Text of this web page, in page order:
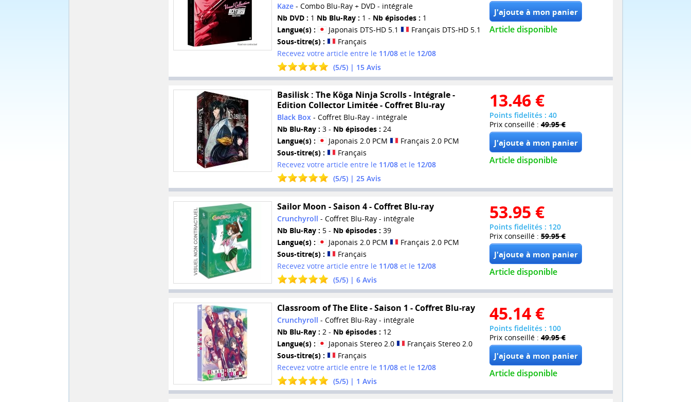
Kaze- Combo Blu-Ray + DVD - intégrale
Nb DVD : 1 Nb Blu-Ray : 1 - Nb épisodes : 1
Langue(s) :
Japonais DTS-HD 5.1
Français DTS-HD 5.1
Sous-titre(s) :
Français
Recevez votre article entre le 11/08et le 12/08
(5/5) | 15Avis
Article disponible
Basilisk : The Kôga Ninja Scrolls - Intégrale -
Edition Collector Limitée - Coffret Blu-ray
Black Box- Coffret Blu-Ray - intégrale
Nb Blu-Ray : 3 - Nb épisodes : 24
Langue(s) :
Japonais 2.0 PCM
Français 2.0 PCM
Sous-titre(s) :
Français
Recevez votre article entre le 11/08et le 12/08
(5/5) | 25Avis
13.46 €
Points fidelités : 40
Prix conseillé : 49.95 €
Article disponible
Sailor Moon - Saison 4 - Coffret Blu-ray
Crunchyroll - Coffret Blu-Ray - intégrale
Nb Blu-Ray : 5 - Nb épisodes : 39
Langue(s) :
Japonais 2.0 PCM
Français 2.0 PCM
Sous-titre(s) :
Français
Recevez votre article entre le 11/08et le 12/08
(5/5) | 6Avis
53.95 €
Points fidelités : 120
Prix conseillé : 59.95 €
Article disponible
Classroom of The Elite - Saison 1 - Coffret Blu-ray
Crunchyroll - Coffret Blu-Ray - intégrale
Nb Blu-Ray : 2 - Nb épisodes : 12
Langue(s) :
Japonais Stereo 2.0
Français Stereo 2.0
Sous-titre(s) :
Français
Recevez votre article entre le 11/08et le 12/08
(5/5) | 1 Avis
45.14 €
Points fidelités : 100
Prix conseillé : 49.95 €
Article disponible